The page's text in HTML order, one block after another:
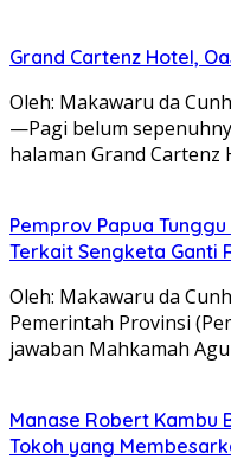
Grand Cartenz Hotel,
Oleh: Makawaru da
—Pagi belum
halaman Grand Cartenz
Pemprov Papua
Terkait Sengketa Ganti
Oleh: Makawaru da
Pemerintah Provinsi
jawaban Mahkamah
Manase Robert Kambu
Tokoh yang